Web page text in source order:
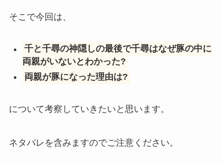
そこで今回は、
千と千尋の神隠しの最後で千尋はなぜ豚の中に
両親がいないとわかった?
両親が豚になった理由は?
について考察していきたいと思います。
ネタバレを含みますのでご注意ください。